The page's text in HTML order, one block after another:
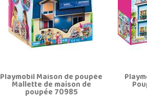
Playmobil Maison de poupée
Mallette de maison de
poupée 70985